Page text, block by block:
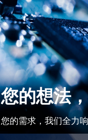
您的想法
您的需求，我们全力